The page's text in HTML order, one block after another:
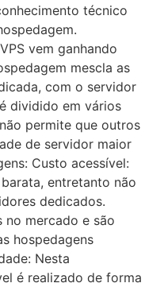
técnico
vem ganhando
mescla as
com o servidor
dividido em vários
permite que outros
de servidor maior
Custo acessível:
entretanto não
dedicados.
no mercado e são
hospedagens
Nesta
é realizado de forma